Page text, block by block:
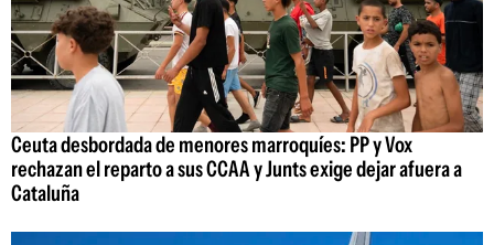
Ceuta desbordada de menores marroquíes: PP y Vox
rechazan el reparto a sus CCAA y Junts exige dejar afuera a
Cataluña